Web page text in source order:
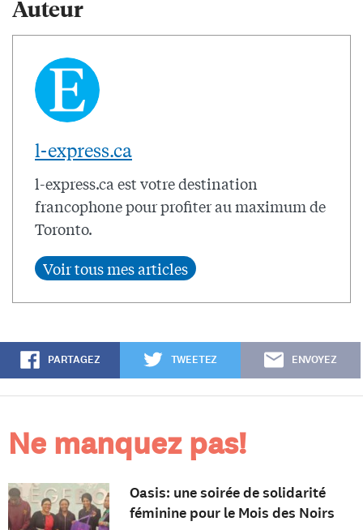
Auteur
l-express.ca
l-express.ca est votre destination
francophone pour profiter au maximum de
Toronto.
PARTAGEZ TWEETEZ ENVOYEZ
Ne manquez pas!
Oasis: une soirée de solidarité
féminine pour le Mois des Noirs